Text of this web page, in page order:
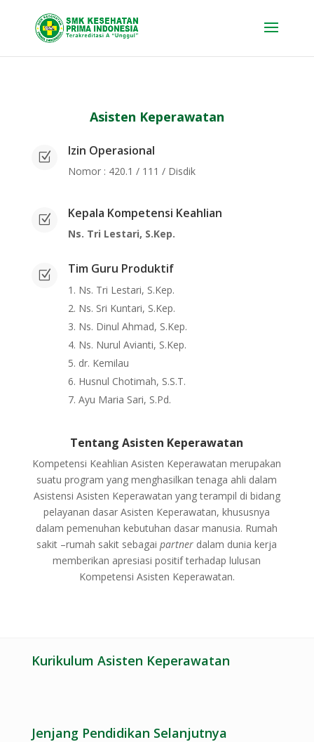
Asisten Keperawatan
Z Izin Operasional
Nomor : 420.1 / 111 / Disdik
Z Kepala Kompetensi Keahlian
Ns. Tri Lestari, S.Kep.
Z Tim Guru Produktif
Ns. Tri Lestari, S.Kep.
Ns. Sri Kuntari, S.Kep.
Ns. Dinul Ahmad, S.Kep.
Ns. Nurul Avianti, S.Kep.
dr. Kemilau
Husnul Chotimah, S.S.T.
Ayu Maria Sari, S.Pd.
Tentang Asisten Keperawatan
Kompetensi Keahlian Asisten Keperawatan merupakan
suatu program yang menghasilkan tenaga ahli dalam
Asistensi Asisten Keperawatan yang terampil di bidang
pelayanan dasar Asisten Keperawatan, khususnya
dalam pemenuhan kebutuhan dasar manusia. Rumah
sakit –rumah sakit sebagaipartner dalam dunia kerja
memberikan apresiasi positif terhadap lulusan
Kompetensi Asisten Keperawatan.
Kurikulum Asisten Keperawatan
Jenjang Pendidikan Selanjutnya